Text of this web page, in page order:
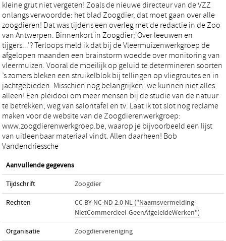
kleine grut niet vergeten! Zoals de nieuwe directeur van de VZZ
onlangs verwoordde: het blad Zoogdier, dat moet gaan over alle
zoogdieren! Dat was tijdens een overleg met de redactie in de Zoo
van Antwerpen. Binnenkort in Zoogdier;'Over leeuwen en
tijgers...’? Terloops meld ik dat bij de Vleermuizenwerkgroep de
afgelopen maanden een brainstorm woedde over monitoring van
vleermuizen. Vooral de moeilijk op geluid te determineren soorten
’s zomers bleken een struikelblok bij tellingen op vliegroutes en in
jachtgebieden. Misschien nog belangrijken: we kunnen niet alles
alleen! Een pleidooi om meer mensen bij de studie van de natuur
te betrekken, weg van salontafel en tv. Laat ik tot slot nog reclame
maken voor de website van de Zoogdierenwerkgroep:
www.zoogdierenwerkgroep.be, waarop je bijvoorbeeld een lijst
van uitleenbaar materiaal vindt. Allen daarheen! Bob
Vandendriessche
Aanvullende gegevens
Tijdschrift Zoogdier
Rechten
CC BY-NC-ND 2.0 NL ("Naamsvermelding-
NietCommercieel-GeenAfgeleideWerken")
Organisatie Zoogdiervereniging